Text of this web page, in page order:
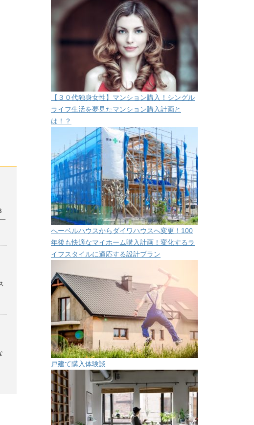
【３０代独身女性】マンション購入！シングル
ライフ生活を夢見たマンション購入計画と
は！？
へーベルハウスからダイワハウスへ変更！100
年後も快適なマイホーム購入計画！変化するラ
イフスタイルに適応する設計プラン
戸建て購入体験談